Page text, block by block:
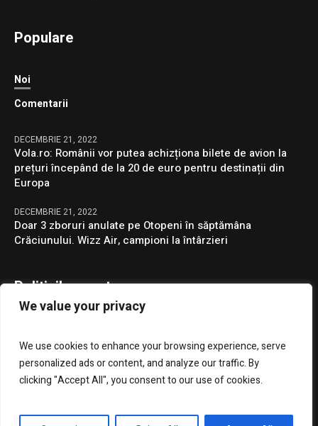
We value your privacy
We use cookies to enhance your browsing experience, serve
personalized ads or content, and analyze our traffic. By
clicking "Accept All", you consent to our use of cookies.
Populare
Noi
Comentarii
DECEMBRIE 21, 2022
Vola.ro: Românii vor putea achizționa bilete de avion la
prețuri începând de la 20 de euro pentru destinații din
Europa
DECEMBRIE 21, 2022
Doar 3 zboruri anulate pe Otopeni în săptămâna
Crăciunului. Wizz Air, campioni la întârzieri
Politicile noastre
GDPR